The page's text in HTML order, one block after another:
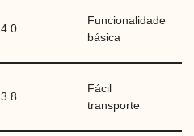
4.0
Funcionalidade
básica
3.8
Fácil
transporte